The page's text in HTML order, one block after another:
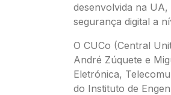
desenvolvida na
segurança digital a
O CUCo (Central
André Zúquete e
Eletrónica,
do Instituto de